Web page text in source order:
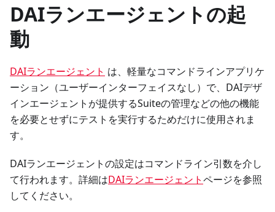
DAIランエージェントの起
動
DAIランエージェント は、軽量なコマンドラインアプリケ
ーション（ユーザーインターフェイスなし）で、DAIデザ
インエージェントが提供するSuiteの管理などの他の機能
を必要とせずにテストを実行するためだけに使用されま
す。
DAIランエージェントの設定はコマンドライン引数を介し
て行われます。詳細はDAIランエージェントページを参照
してください。